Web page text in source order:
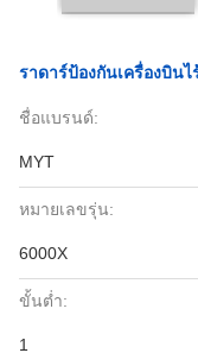
ราดาร์ป้องกันเครื่องบิน
ชื่อแบรนด์:
MYT
หมายเลขรุ่น:
6000X
ขั้นต่ำ:
1